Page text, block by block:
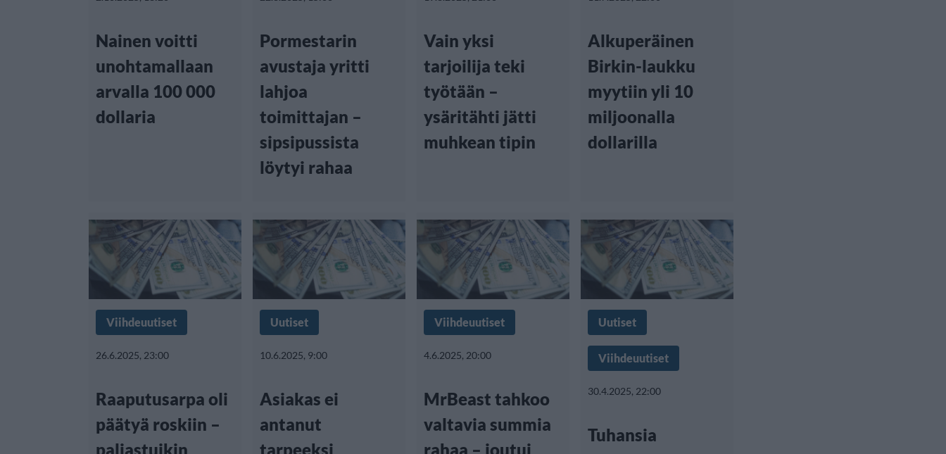
Nainen voitti
unohtamallaan
arvalla 100 000
dollaria
Pormestarin
avustaja yritti
lahjoa
toimittajan –
sipsipussista
löytyi rahaa
Vain yksi
tarjoilija teki
työtään –
ysäritähti jätti
muhkean tipin
Alkuperäinen
Birkin-laukku
myytiin yli 10
miljoonalla
dollarilla
Viihdeuutiset
26.6.2025, 23:00
Raaputusarpa oli
päätyä roskiin –
paljastuikin
Uutiset
10.6.2025, 9:00
Asiakas ei
antanut
tarpeeksi
Viihdeuutiset
4.6.2025, 20:00
MrBeast tahkoo
valtavia summia
rahaa – joutui
Uutiset
Viihdeuutiset
30.4.2025, 22:00
Tuhansia